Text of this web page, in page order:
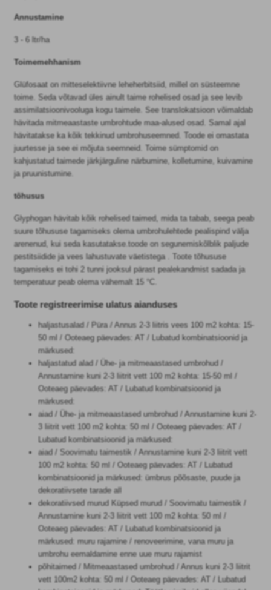
Annustamine
3 - 6 ltr/ha
Toimemehhanism
Glüfosaat on mitteselektiivne leheherbitsiid, millel on süsteemne
toime. Seda võtavad üles ainult taime rohelised osad ja see levib
assimilatsioonivooluga kogu taimele. See translokatsioon võimaldab
hävitada mitmeaastaste umbrohtude maa-alused osad. Samal ajal
hävitatakse ka kõik tekkinud umbrohuseemned. Toode ei omastata
juurtesse ja see ei mõjuta seemneid. Toime sümptomid on
kahjustatud taimede järkjärguline närbumine, kolletumine, kuivamine
ja pruunistumine.
tõhusus
Glyphogan hävitab kõik rohelised taimed, mida ta tabab, seega peab
suure tõhususe tagamiseks olema umbrohulehtede pealispind välja
arenenud, kui seda kasutatakse.toode on segunemiskõlblik paljude
pestitsiidide ja vees lahustuvate väetistega . Toote tõhususe
tagamiseks ei tohi 2 tunni jooksul pärast pealekandmist sadada ja
temperatuur peab olema vähemalt 15 °C.
Toote registreerimise ulatus aianduses
haljastusalad / Püra / Annus 2-3 liitris vees 100 m2 kohta: 15-
50 ml / Ooteaeg päevades: AT / Lubatud kombinatsioonid ja
märkused:
haljastatud alad / Ühe- ja mitmeaastased umbrohud /
Annustamine kuni 2-3 liitrit vett 100 m2 kohta: 15-50 ml /
Ooteaeg päevades: AT / Lubatud kombinatsioonid ja
märkused:
aiad / Ühe- ja mitmeaastased umbrohud / Annustamine kuni 2-
3 liitrit vett 100 m2 kohta: 50 ml / Ooteaeg päevades: AT /
Lubatud kombinatsioonid ja märkused:
aiad / Soovimatu taimestik / Annustamine kuni 2-3 liitrit vett
100 m2 kohta: 50 ml / Ooteaeg päevades: AT / Lubatud
kombinatsioonid ja märkused: ümbrus põõsaste, puude ja
dekoratiivsete tarade all
dekoratiivsed murud Küpsed murud / Soovimatu taimestik /
Annustamine kuni 2-3 liitrit vett 100 m2 kohta: 50 ml /
Ooteaeg päevades: AT / Lubatud kombinatsioonid ja
märkused: muru rajamine / renoveerimine, vana muru ja
umbrohu eemaldamine enne uue muru rajamist
põhitaimed / Mitmeaastased umbrohud / Annus kuni 2-3 liitrit
vett 100m2 kohta: 50 ml / Ooteaeg päevades: AT / Lubatud